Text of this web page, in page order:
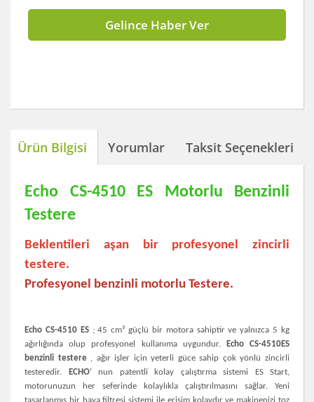
Gelince Haber Ver
Ürün Bilgisi Yorumlar Taksit Seçenekleri
Echo CS-4510 ES Motorlu Benzinli
Testere
Beklentileri aşan bir profesyonel zincirli
testere.
Profesyonel benzinli motorlu Testere.
Echo CS-4510 ES; 45 cm³ güçlü bir motora sahiptir ve yalnızca 5 kg
ağırlığında olup profesyonel kullanıma uygundur.
Echo CS-4510ES
benzinli testere , ağır işler için yeterli güce sahip çok yönlü zincirli
testeredir.
ECHO' nun patentli kolay çalıştırma sistemi ES Start,
motorunuzun her seferinde kolaylıkla çalıştırılmasını sağlar. Yeni